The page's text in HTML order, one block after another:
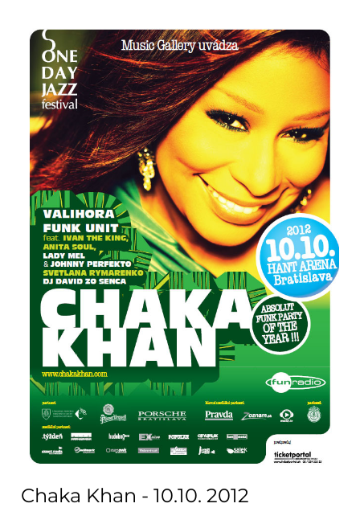
Chaka Khan - 10.10. 2012